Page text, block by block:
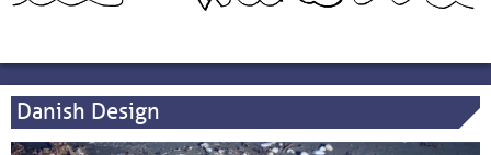
Danish Design